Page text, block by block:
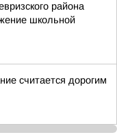
района
школьной
считается дорогим